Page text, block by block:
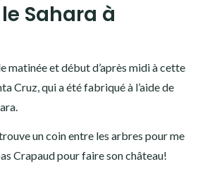
Sahara à
matinée et début d’après midi à cette
Cruz, qui a été fabriqué à l’aide de
un coin entre les arbres pour me
Crapaud pour faire son château!